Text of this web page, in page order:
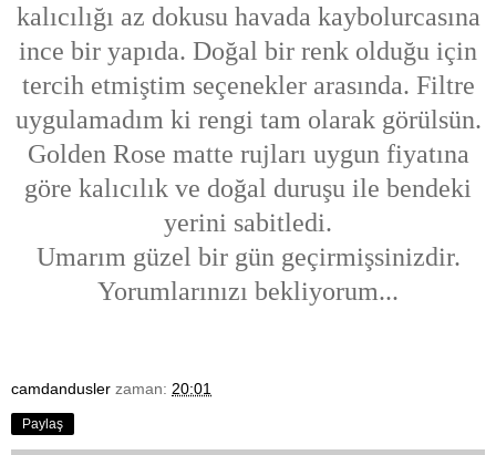
kalıcılığı az dokusu havada kaybolurcasına
ince bir yapıda. Doğal bir renk olduğu için
tercih etmiştim seçenekler arasında. Filtre
uygulamadım ki rengi tam olarak görülsün.
Golden Rose matte rujları uygun fiyatına
göre kalıcılık ve doğal duruşu ile bendeki
yerini sabitledi.
Umarım güzel bir gün geçirmişsinizdir.
Yorumlarınızı bekliyorum...
camdandusler zaman: 20:01
Paylaş